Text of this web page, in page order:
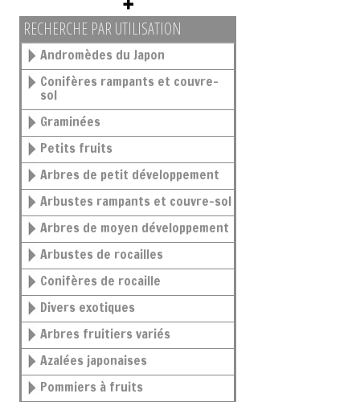
RECHERCHE PAR UTILISATION
Andromèdes du Japon
Conifères rampants et couvre-
sol
Graminées
Petits fruits
Arbres de petit développement
Arbustes rampants et couvre-sol
Arbres de moyen développement
Arbustes de rocailles
Conifères de rocaille
Divers exotiques
Arbres fruitiers variés
Azalées japonaises
Pommiers à fruits